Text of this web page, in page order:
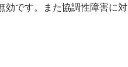
効です。また協調性障害に対